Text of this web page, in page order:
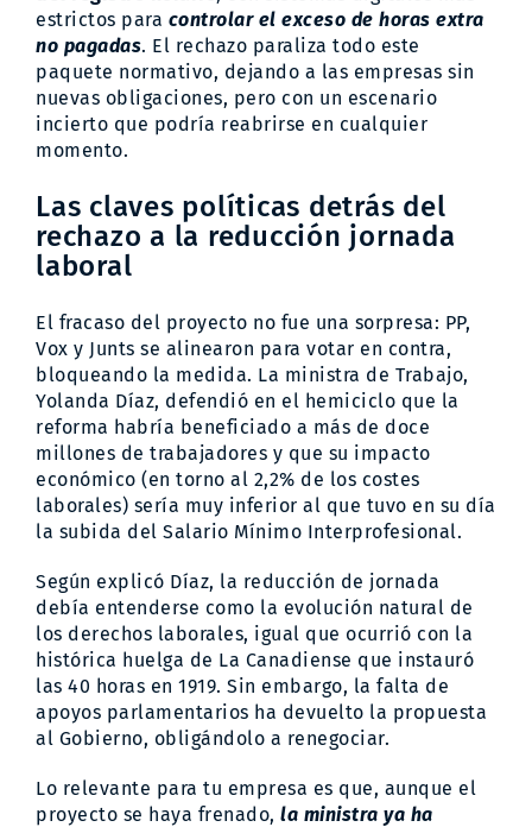
estrictos para controlar el exceso de horas extra
no pagadas. El rechazo paraliza todo este
paquete normativo, dejando a las empresas sin
nuevas obligaciones, pero con un escenario
incierto que podría reabrirse en cualquier
momento.
Las claves políticas detrás del
rechazo a la reducción jornada
laboral
El fracaso del proyecto no fue una sorpresa: PP,
Vox y Junts se alinearon para votar en contra,
bloqueando la medida. La ministra de Trabajo,
Yolanda Díaz, defendió en el hemiciclo que la
reforma habría beneficiado a más de doce
millones de trabajadores y que su impacto
económico (en torno al 2,2% de los costes
laborales) sería muy inferior al que tuvo en su día
la subida del Salario Mínimo Interprofesional.
Según explicó Díaz, la reducción de jornada
debía entenderse como la evolución natural de
los derechos laborales, igual que ocurrió con la
histórica huelga de La Canadiense que instauró
las 40 horas en 1919. Sin embargo, la falta de
apoyos parlamentarios ha devuelto la propuesta
al Gobierno, obligándolo a renegociar.
Lo relevante para tu empresa es que, aunque el
proyecto se haya frenado, la ministra ya ha